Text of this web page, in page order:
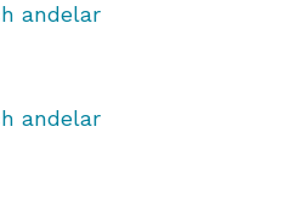
andelar
andelar